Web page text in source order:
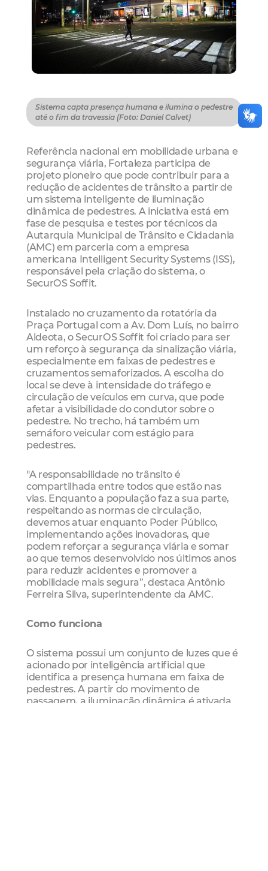
Sistema capta presença humana e ilumina o pedestre
até o fim da travessia (Foto: Daniel Calvet)
Referência nacional em mobilidade urbana e
segurança viária, Fortaleza participa de
projeto pioneiro que pode contribuir para a
redução de acidentes de trânsito a partir de
um sistema inteligente de iluminação
dinâmica de pedestres. A iniciativa está em
fase de pesquisa e testes por técnicos da
Autarquia Municipal de Trânsito e Cidadania
(AMC) em parceria com a empresa
americana Intelligent Security Systems (ISS),
responsável pela criação do sistema, o
SecurOS Soffit.
Instalado no cruzamento da rotatória da
Praça Portugal com a Av. Dom Luís, no bairro
Aldeota, o SecurOS Soffit foi criado para ser
um reforço à segurança da sinalização viária,
especialmente em faixas de pedestres e
cruzamentos semaforizados. A escolha do
local se deve à intensidade do tráfego e
circulação de veículos em curva, que pode
afetar a visibilidade do condutor sobre o
pedestre. No trecho, há também um
semáforo veicular com estágio para
pedestres.
"A responsabilidade no trânsito é
compartilhada entre todos que estão nas
vias. Enquanto a população faz a sua parte,
respeitando as normas de circulação,
devemos atuar enquanto Poder Público,
implementando ações inovadoras, que
podem reforçar a segurança viária e somar
ao que temos desenvolvido nos últimos anos
para reduzir acidentes e promover a
mobilidade mais segura”, destaca Antônio
Ferreira Silva, superintendente da AMC.
Como funciona
O sistema possui um conjunto de luzes que é
acionado por inteligência artificial que
identifica a presença humana em faixa de
pedestres. A partir do movimento de
passagem, a iluminação dinâmica é ativada